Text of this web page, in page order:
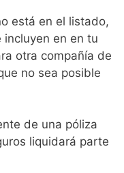
está en el listado,
incluyen en en tu
otra compañía de
no sea posible
de una póliza
liquidará parte